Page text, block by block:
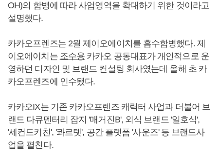
OH)의 합병에 따라 사업영역을 확대하기 위한 것이라고
설명했다.
카카오프렌즈는 2월 제이오에이치를 흡수합병했다. 제
이오에이치는 조수용 카카오 공동대표가 개인적으로 운
영하던 디자인 및 브랜드 컨설팅 회사였는데 올해 초 카
카오프렌즈에 인수됐다.
카카오IX는 기존 카카오프렌즈 캐릭터 사업과 더불어 브
랜드 다큐멘터리 잡지 '매거진B', 외식 브랜드 '일호식',
'세컨드키친', '콰르텟', 공간 플랫폼 '사운즈' 등 브랜드사
업을 펼친다.